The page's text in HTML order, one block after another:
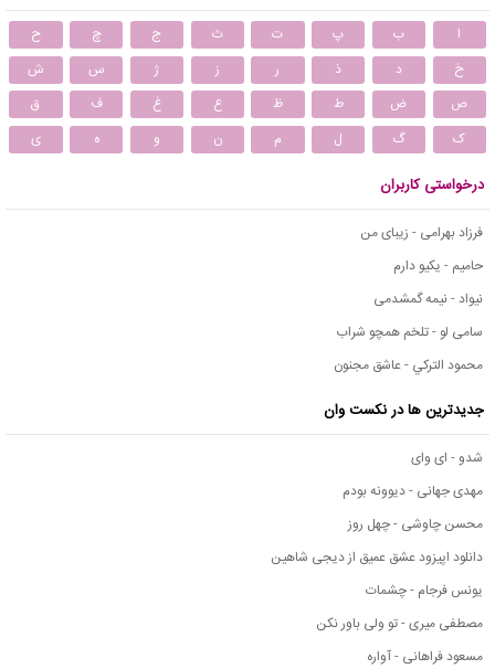
ا ب پ ت ث ج چ
ح
خ
د ذ ر ز ژ س
ش
ص
ض ط ظ ع غ ف
ق
ک
گ ل م ن و ه ی
درخواستی کاربران
فرزاد بهرامی - زیبای من
حامیم - یکیو دارم
نیواد - نیمه گمشدمی
سامی لو - تلخم همچو شراب
محمود التركي - عاشق مجنون
جدیدترین ها در نکست وان
شدو - ای وای
مهدی جهانی - دیوونه بودم
محسن چاوشی - چهل روز
دانلود اپیزود عشق عمیق از دیجی شاهین
یونس فرجام - چشمات
مصطفی میری - تو ولی باور نکن
مسعود فراهانی - آواره